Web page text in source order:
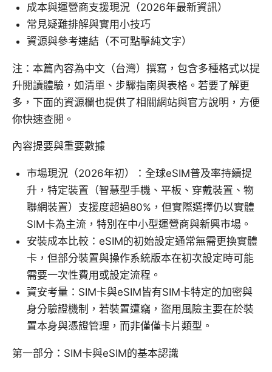
成本與運營商支援現況（2026年最新資訊）
常見疑難排解與實用小技巧
資源與參考連結（不可點擊純文字）
注：本篇內容為中文（台灣）撰寫，包含多種格式以提
升閱讀體驗，如清單、步驟指南與表格。若要了解更
多，下面的資源欄也提供了相關網站與官方說明，方便
你快速查閱。
內容提要與重要數據
市場現況（2026年初）：全球eSIM普及率持續提
升，特定裝置（智慧型手機、平板、穿戴裝置、物
聯網裝置）支援度超過80%，但實際選擇仍以實體
SIM卡為主流，特別在中小型運營商與新興市場。
安裝成本比較：eSIM的初始設定通常無需更換實體
卡，但部分裝置與操作系統版本在初次設定時可能
需要一次性費用或設定流程。
資安考量：SIM卡與eSIM皆有SIM卡特定的加密與
身分驗證機制，若裝置遭竊，盜用風險主要在於裝
置本身與憑證管理，而非僅僅卡片類型。
第一部分：SIM卡與eSIM的基本認識